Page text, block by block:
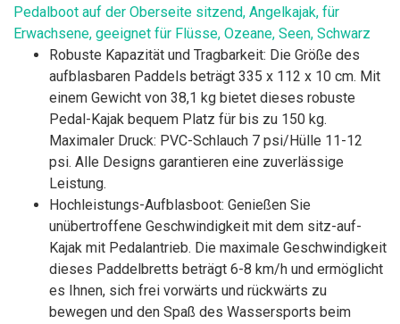
Pedalboot auf der Oberseite sitzend, Angelkajak, für
Erwachsene, geeignet für Flüsse, Ozeane, Seen, Schwarz
Robuste Kapazität und Tragbarkeit: Die Größe des
aufblasbaren Paddels beträgt 335 x 112 x 10 cm. Mit
einem Gewicht von 38,1 kg bietet dieses robuste
Pedal-Kajak bequem Platz für bis zu 150 kg.
Maximaler Druck: PVC-Schlauch 7 psi/Hülle 11-12
psi. Alle Designs garantieren eine zuverlässige
Leistung.
Hochleistungs-Aufblasboot: Genießen Sie
unübertroffene Geschwindigkeit mit dem sitz-auf-
Kajak mit Pedalantrieb. Die maximale Geschwindigkeit
dieses Paddelbretts beträgt 6-8 km/h und ermöglicht
es Ihnen, sich frei vorwärts und rückwärts zu
bewegen und den Spaß des Wassersports beim